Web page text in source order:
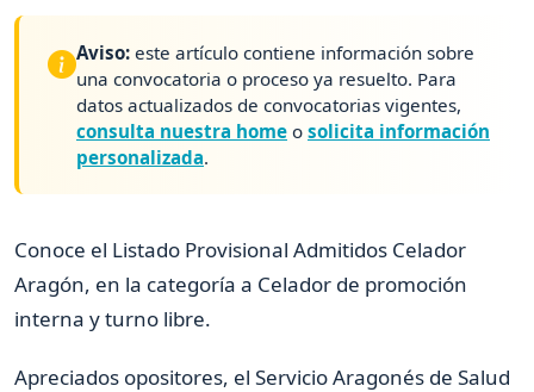
Aviso: este artículo contiene información sobre
una convocatoria o proceso ya resuelto. Para
datos actualizados de convocatorias vigentes,
consulta nuestra home o solicita información
personalizada.
Conoce el Listado Provisional Admitidos Celador
Aragón, en la categoría a Celador de promoción
interna y turno libre.
Apreciados opositores, el Servicio Aragonés de Salud